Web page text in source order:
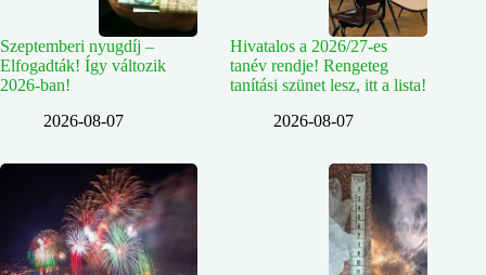
Szeptemberi nyugdíj –
Elfogadták! Így változik
2026-ban!
2026-08-07
Hivatalos a 2026/27-es
tanév rendje! Rengeteg
tanítási szünet lesz, itt a lista!
2026-08-07